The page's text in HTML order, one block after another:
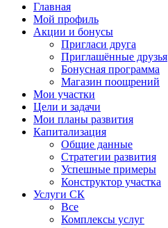
Главная
Мой профиль
Акции и бонусы
Пригласи друга
Приглашённые друзья
Бонусная программа
Магазин поощрений
Мои участки
Цели и задачи
Мои планы развития
Капитализация
Общие данные
Стратегии развития
Успешные примеры
Конструктор участка
Услуги СК
Все
Комплексы услуг